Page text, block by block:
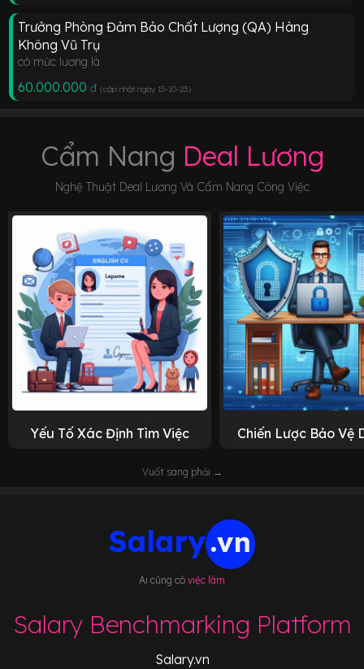
Trưởng Phòng Đảm Bảo Chất Lượng (QA) Hàng
Không Vũ Trụ
có mức lương là
60.000.000 đ (cập nhật ngày 15-10-23)
Cẩm Nang Deal Lương
Nghệ Thuật Deal Lương Và Cẩm Nang Công Việc
Yếu Tố Xác Định Tìm Việc Chiến Lược Bảo Vệ
Vuốt sang phải →
Ai cũng có việc làm
Salary Benchmarking Platform
Salary.vn